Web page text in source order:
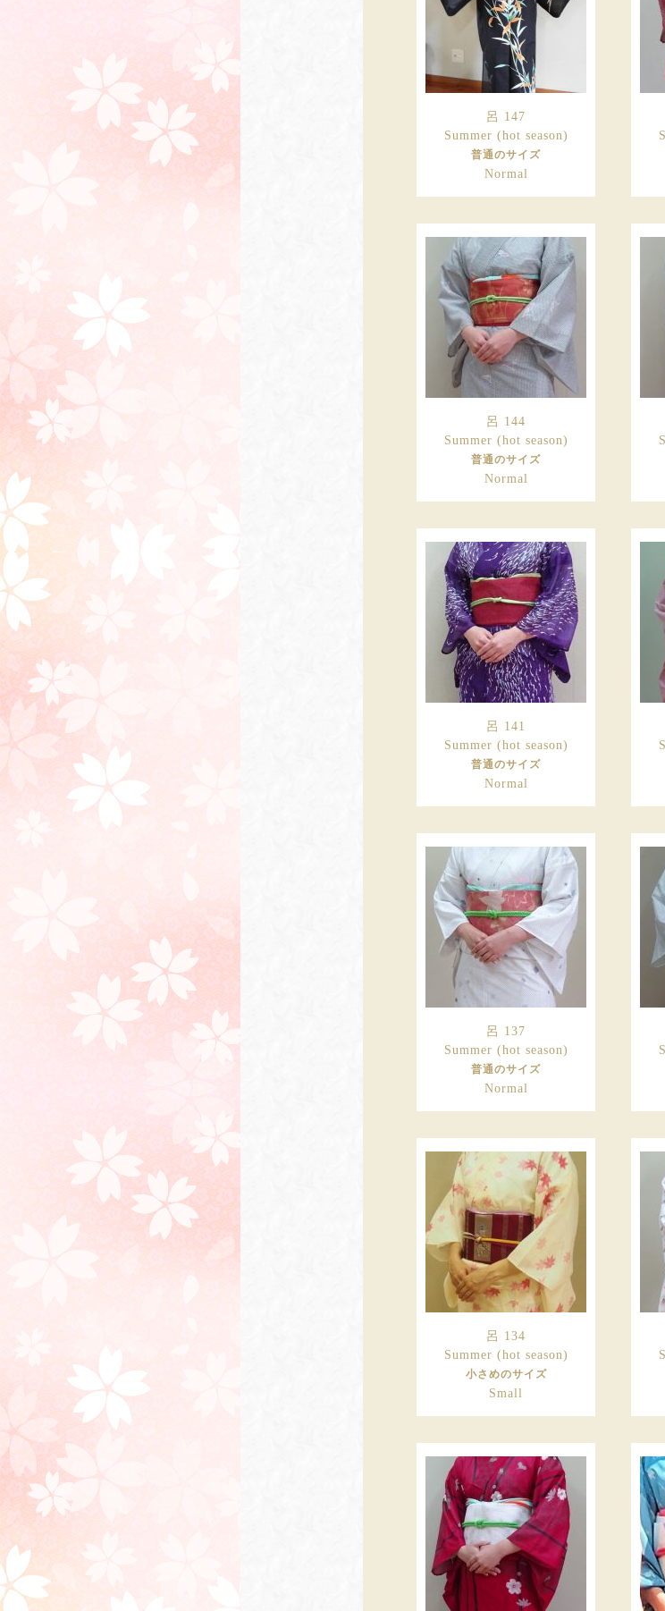
呂 147
Summer (hot season)
普通のサイズ
Normal
呂 144
Summer (hot season)
普通のサイズ
Normal
呂 141
Summer (hot season)
普通のサイズ
Normal
呂 137
Summer (hot season)
普通のサイズ
Normal
呂 134
Summer (hot season)
小さめのサイズ
Small